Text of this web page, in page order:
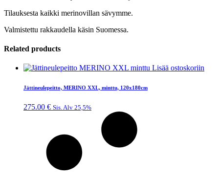
Tilauksesta kaikki merinovillan sävymme.
Valmistettu rakkaudella käsin Suomessa.
Related products
Lisää ostoskoriin
Jättineulepeitto, MERINO XXL, minttu, 120x180cm
275.00 € Sis. Alv 25,5%